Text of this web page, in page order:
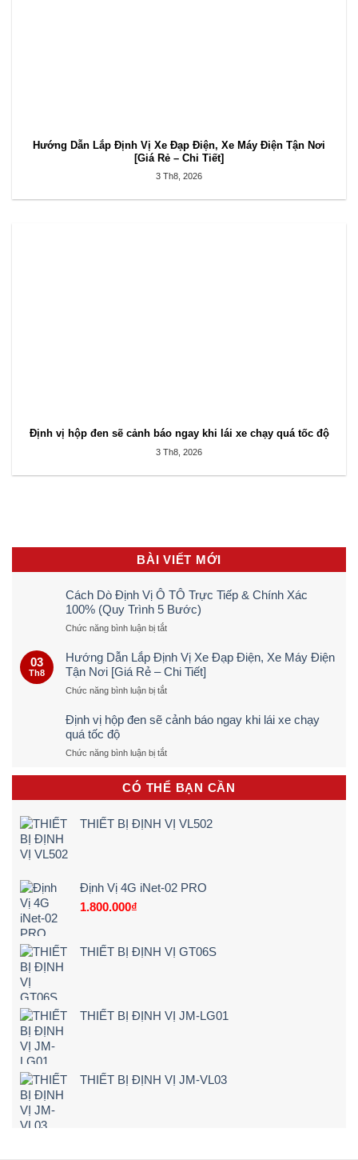
Hướng Dẫn Lắp Định Vị Xe Đạp Điện, Xe Máy Điện Tận Nơi
[Giá Rẻ – Chi Tiết]
3 Th8, 2026
Định vị hộp đen sẽ cảnh báo ngay khi lái xe chạy quá tốc độ
3 Th8, 2026
BÀI VIẾT MỚI
Cách Dò Định Vị Ô TÔ Trực Tiếp & Chính Xác
100% (Quy Trình 5 Bước)
Chức năng bình luận bị tắtở
Dò
Định
Vị
Ô
Trực
Chính
100%
(Quy
5
Bước)
03
Th8
Hướng Dẫn Lắp Định Vị Xe Đạp Điện, Xe Máy Điện
Tận Nơi [Giá Rẻ – Chi Tiết]
Chức năng bình luận bị tắtở
Dẫn
Vị
Đạp
Điện,
Máy
Điện
Rẻ
–
Định vị hộp đen sẽ cảnh báo ngay khi lái xe chạy
quá tốc độ
Chức năng bình luận bị tắtở
vị
hộp
đen
cảnh
xe
CÓ THỂ BẠN CẦN
THIẾT BỊ ĐỊNH VỊ VL502
Định Vị 4G iNet-02 PRO
1.800.000₫
THIẾT BỊ ĐỊNH VỊ GT06S
THIẾT BỊ ĐỊNH VỊ JM-LG01
THIẾT BỊ ĐỊNH VỊ JM-VL03